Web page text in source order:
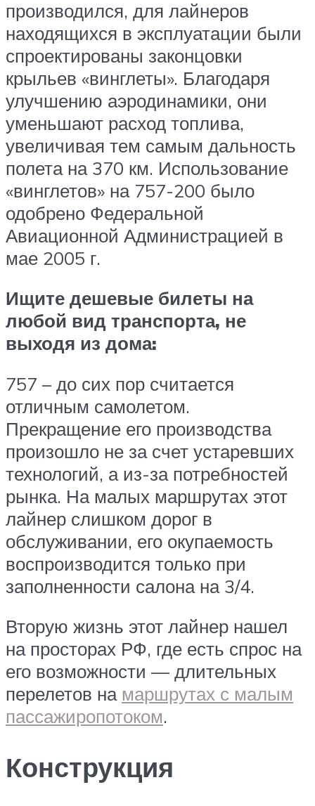
производился, для лайнеров
находящихся в эксплуатации были
спроектированы законцовки
крыльев «винглеты». Благодаря
улучшению аэродинамики, они
уменьшают расход топлива,
увеличивая тем самым дальность
полета на 370 км. Использование
«винглетов» на 757-200 было
одобрено Федеральной
Авиационной Администрацией в
мае 2005 г.
Ищите дешевые билеты на
любой вид транспорта, не
выходя из дома:
757 – до сих пор считается
отличным самолетом.
Прекращение его производства
произошло не за счет устаревших
технологий, а из-за потребностей
рынка. На малых маршрутах этот
лайнер слишком дорог в
обслуживании, его окупаемость
воспроизводится только при
заполненности салона на 3/4.
Вторую жизнь этот лайнер нашел
на просторах РФ, где есть спрос на
его возможности — длительных
перелетов на маршрутах с малым
пассажиропотоком.
Конструкция